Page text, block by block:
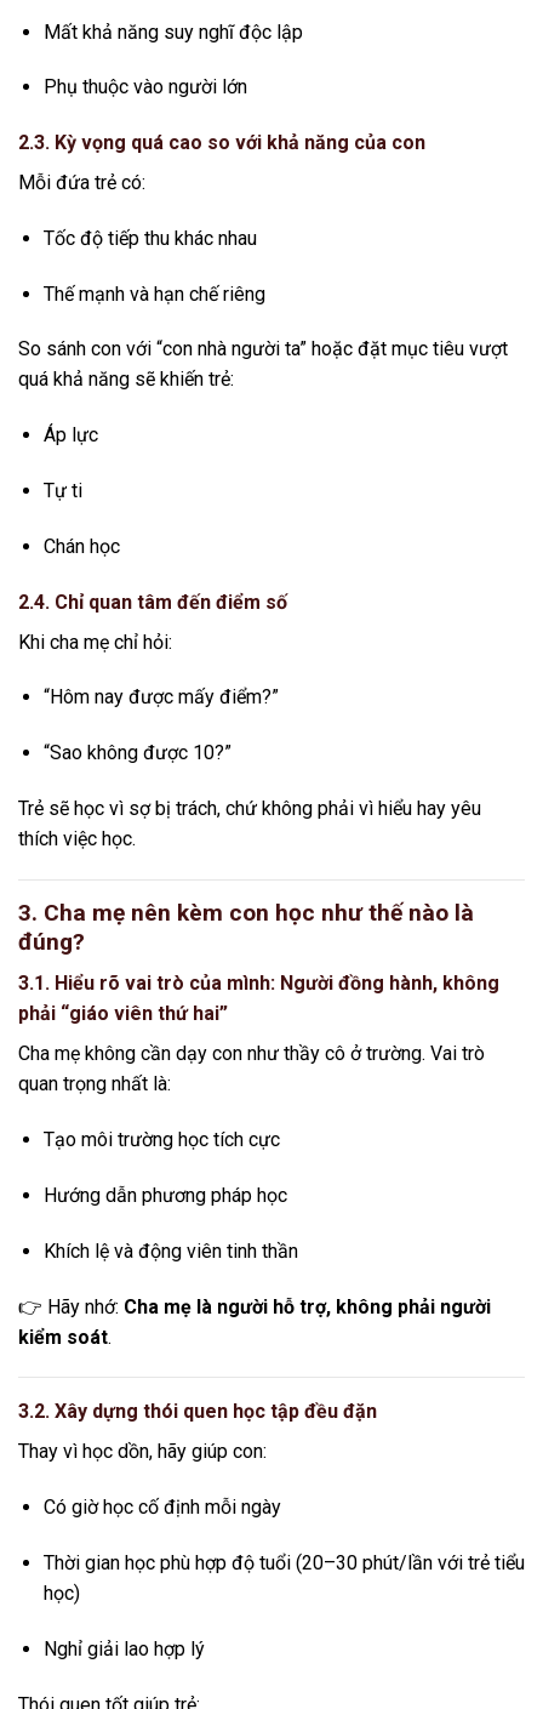
Mất khả năng suy nghĩ độc lập
Phụ thuộc vào người lớn
2.3. Kỳ vọng quá cao so với khả năng của con
Mỗi đứa trẻ có:
Tốc độ tiếp thu khác nhau
Thế mạnh và hạn chế riêng
So sánh con với “con nhà người ta” hoặc đặt mục tiêu vượt
quá khả năng sẽ khiến trẻ:
Áp lực
Tự ti
Chán học
2.4. Chỉ quan tâm đến điểm số
Khi cha mẹ chỉ hỏi:
“Hôm nay được mấy điểm?”
“Sao không được 10?”
Trẻ sẽ học vì sợ bị trách, chứ không phải vì hiểu hay yêu
thích việc học.
3. Cha mẹ nên kèm con học như thế nào là
đúng?
3.1. Hiểu rõ vai trò của mình: Người đồng hành, không
phải “giáo viên thứ hai”
Cha mẹ không cần dạy con như thầy cô ở trường. Vai trò
quan trọng nhất là:
Tạo môi trường học tích cực
Hướng dẫn phương pháp học
Khích lệ và động viên tinh thần
👉 Hãy nhớ: Cha mẹ là người hỗ trợ, không phải người
kiểm soát.
3.2. Xây dựng thói quen học tập đều đặn
Thay vì học dồn, hãy giúp con:
Có giờ học cố định mỗi ngày
Thời gian học phù hợp độ tuổi (20–30 phút/lần với trẻ tiểu
học)
Nghỉ giải lao hợp lý
Thói quen tốt giúp trẻ: